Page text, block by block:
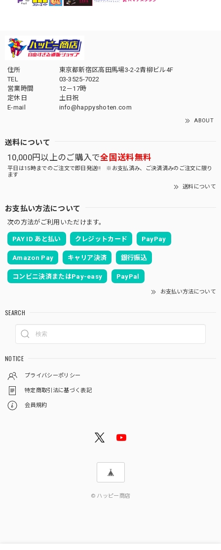
住所
東京都新宿区高田馬場3-2-2青柳ビル4F
TEL
03-3525-7022
営業時間
12－17時
定休日
土日祝
E-mail
info@happyshoten.com
ABOUT
送料について
10,000円以上のご購入で全国送料無料
平日は15時までのご注文で即日発送!! ※お支払済み、ご決済済みのご注文に限り
ます
送料について
お支払い方法について
次の方法がご利用いただけます。
PAY ID あと払い クレジットカード PayPay
Amazon Pay キャリア決済 銀行振込
コンビニ決済またはPay-easy PayPal
お支払い方法について
SEARCH
NOTICE
プライバシーポリシー
特定商取引法に基づく表記
会員規約
© ハッピー商店